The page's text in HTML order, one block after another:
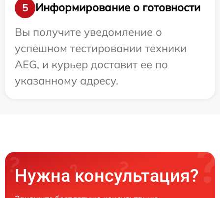
5
Информирование о готовности
Вы получите уведомление о
успешном тестировании техники
AEG, и курьер доставит ее по
указанному адресу.
Нужна консультация?